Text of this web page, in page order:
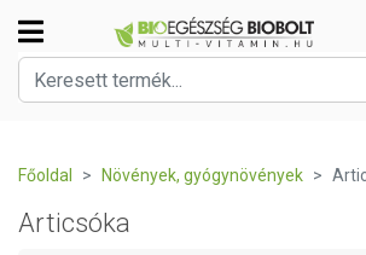
Főoldal Növények, gyógynövények
Articsóka